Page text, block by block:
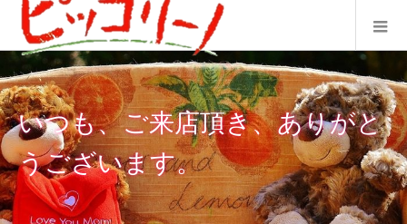
いつも、ご来店頂き、ありがと
うございます。